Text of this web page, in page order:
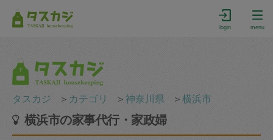
login menu
タスカジ ＞ カテゴリ ＞神奈川県 ＞横浜市
横浜市の家事代行・家政婦